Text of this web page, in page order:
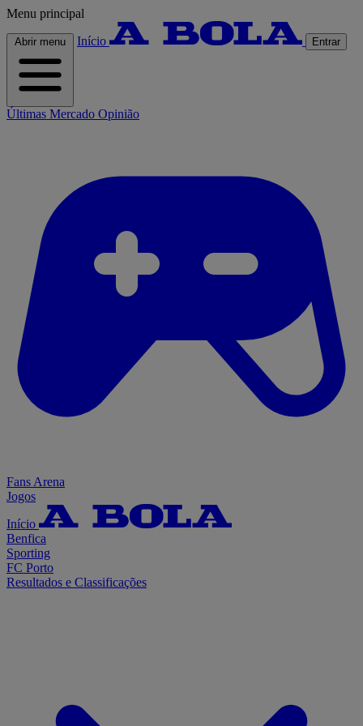
Menu principal
Abrir menu Início Entrar
Últimas Mercado Opinião
Fans Arena
Jogos
Início
Benfica
Sporting
FC Porto
Resultados e Classificações